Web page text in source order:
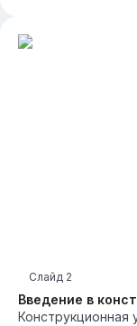
Введение в
Слайд 2
Конструкционная